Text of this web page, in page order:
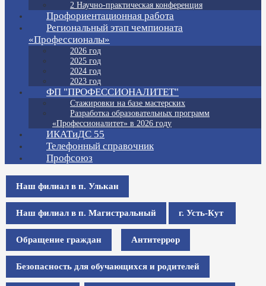
2 Научно-практическая конференция
Профориентационная работа
Региональный этап чемпионата
«Профессионалы»
2026 год
2025 год
2024 год
2023 год
ФП "ПРОФЕССИОНАЛИТЕТ"
Стажировки на базе мастерских
Разработка образовательных программ
«Профессионалитет» в 2026 году
ИКАТиДС 55
Телефонный справочник
Профсоюз
Наш филиал в п. Улькан
Наш филиал в п. Магистральный г. Усть-Кут
Обращение граждан Антитеррор
Безопасность для обучающихся и родителей